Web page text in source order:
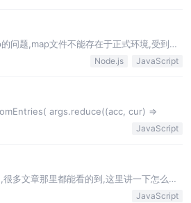
问题,map文件不能存在于正式环境,受到
Node.js JavaScript
args.reduce((acc, cur) =>
JavaScript
多文章那里都能看的到,这里讲一下怎么防
JavaScript